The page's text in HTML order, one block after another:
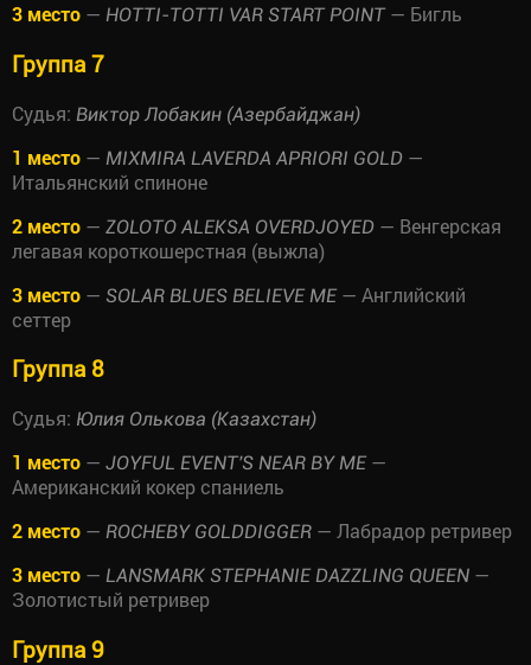
3 место — HOTTI-TOTTI VAR START POINT— Бигль
Группа 7
Судья: Виктор Лобакин (Азербайджан)
1 место — MIXMIRA LAVERDA APRIORI GOLD —
Итальянский спиноне
2 место — ZOLOTO ALEKSA OVERDJOYED — Венгерская
легавая короткошерстная (выжла)
3 место — SOLAR BLUES BELIEVE ME — Английский
сеттер
Группа 8
Судья: Юлия Олькова (Казахстан)
1 место — JOYFUL EVENT'S NEAR BY ME —
Американский кокер спаниель
2 место — ROCHEBY GOLDDIGGER — Лабрадор ретривер
3 место — LANSMARK STEPHANIE DAZZLING QUEEN —
Золотистый ретривер
Группа 9